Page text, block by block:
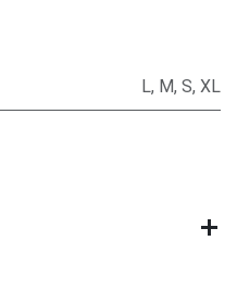
L, M, S, XL